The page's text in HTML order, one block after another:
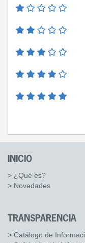
INICIO
> ¿Qué es?
> Novedades
TRANSPARENCIA
> Catálogo de